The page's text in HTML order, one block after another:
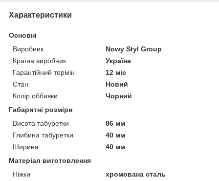
Характеристики
Основні
Виробник
Nowy Styl Group
Країна виробник
Україна
Гарантійний термін
12 міс
Стан
Новий
Колір оббивки
Чорний
Габаритні розміри
Висота табуретки
86 мм
Глибина табуретки
40 мм
Ширина
40 мм
Матеріал виготовлення
Ніжки
хромована сталь